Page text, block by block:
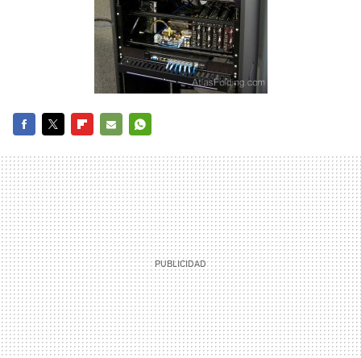
MAIL